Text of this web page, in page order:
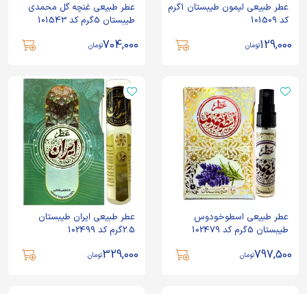
عطر طبیعی لیمون طیبستان 1گرم
کد 101509
129,000تومان
عطر طبیعی غنچه گل محمدی
طیبستان 5گرم کد 101543
704,000تومان
عطر طبیعی اسطوخودوس
طیبستان 5گرم کد 102479
797,500تومان
عطر طبیعی ایران طیبستان
2.5گرم کد 102499
329,000تومان